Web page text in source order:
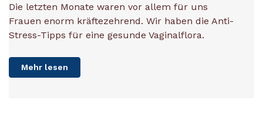
Die letzten Monate waren vor allem für uns
Frauen enorm kräftezehrend. Wir haben die Anti-
Stress-Tipps für eine gesunde Vaginalflora.
Mehr lesen